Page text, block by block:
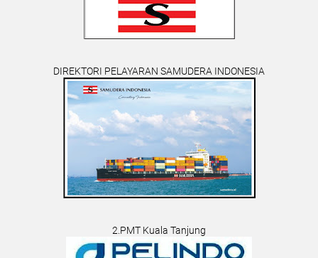
DIREKTORI PELAYARAN SAMUDERA INDONESIA
2.PMT Kuala Tanjung